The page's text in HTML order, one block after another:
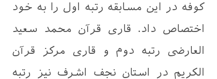
کوفه در این مسابقه رتبه اول را به خود
اختصاص داد. قاری قرآن محمد سعید
العارضی رتبه دوم و قاری مرکز قرآن
الکریم در استان نجف اشرف نیز رتبه